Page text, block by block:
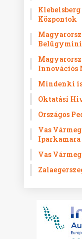
Központok
Innovációs
Mindenki
Oktatási
Országos
Vas
Iparkamara
Vas